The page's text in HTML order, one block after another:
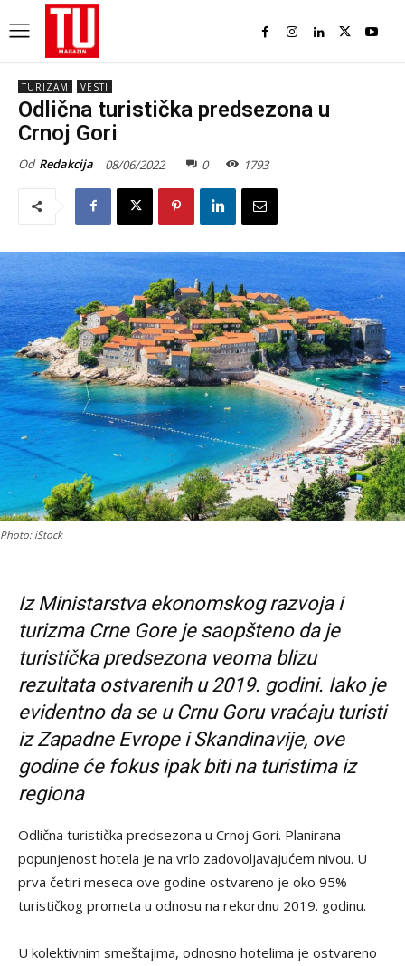
TURIZAM VESTI
Odlična turistička predsezona u
Crnoj Gori
Od Redakcija 08/06/2022 0 1793
Photo: iStock
Iz Ministarstva ekonomskog razvoja i
turizma Crne Gore je saopšteno da je
turistička predsezona veoma blizu
rezultata ostvarenih u 2019. godini. Iako je
evidentno da se u Crnu Goru vraćaju turisti
iz Zapadne Evrope i Skandinavije, ove
godine će fokus ipak biti na turistima iz
regiona
Odlična turistička predsezona u Crnoj Gori. Planirana
popunjenost hotela je na vrlo zadovoljavajućem nivou. U
prva četiri meseca ove godine ostvareno je oko 95%
turističkog prometa u odnosu na rekordnu 2019. godinu.
U kolektivnim smeštajima, odnosno hotelima je ostvareno